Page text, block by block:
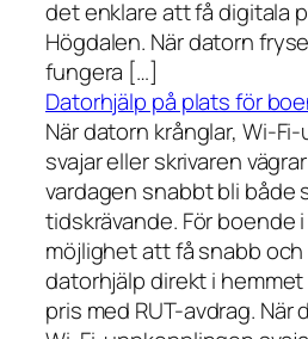
det enklare att få digitala
Högdalen. När datorn
fungera […]
Datorhjälp på plats för
När datorn krånglar, Wi-
svajar eller skrivaren
vardagen snabbt bli både
tidskrävande. För boende
möjlighet att få snabb
datorhjälp direkt i
pris med RUT-avdrag. När